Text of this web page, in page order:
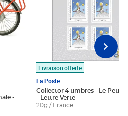
Livraison offerte
La Poste
Collector 4 timbres - Le Petit
- Lettre Verte
20g / France